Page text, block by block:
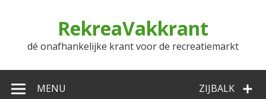
RekreaVakkrant
dé onafhankelijke krant voor de recreatiemarkt
ZIJBALK
MENU